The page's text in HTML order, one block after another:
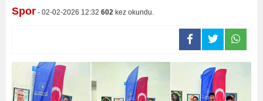
Spor - 02-02-2026 12:32 602 kez okundu.